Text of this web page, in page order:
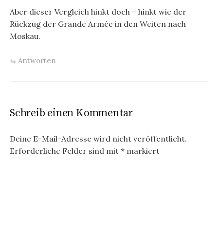
Aber dieser Vergleich hinkt doch – hinkt wie der
Rückzug der Grande Armée in den Weiten nach
Moskau.
Antworten
Schreib einen Kommentar
Deine E-Mail-Adresse wird nicht veröffentlicht.
Erforderliche Felder sind mit * markiert